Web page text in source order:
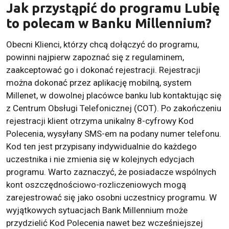
Jak przystąpić do programu Lubię
to polecam w Banku Millennium?
Obecni Klienci, którzy chcą dołączyć do programu,
powinni najpierw zapoznać się z regulaminem,
zaakceptować go i dokonać rejestracji. Rejestracji
można dokonać przez aplikację mobilną, system
Millenet, w dowolnej placówce banku lub kontaktując się
z Centrum Obsługi Telefonicznej (COT). Po zakończeniu
rejestracji klient otrzyma unikalny 8-cyfrowy Kod
Polecenia, wysyłany SMS-em na podany numer telefonu.
Kod ten jest przypisany indywidualnie do każdego
uczestnika i nie zmienia się w kolejnych edycjach
programu. Warto zaznaczyć, że posiadacze wspólnych
kont oszczędnościowo-rozliczeniowych mogą
zarejestrować się jako osobni uczestnicy programu. W
wyjątkowych sytuacjach Bank Millennium może
przydzielić Kod Polecenia nawet bez wcześniejszej